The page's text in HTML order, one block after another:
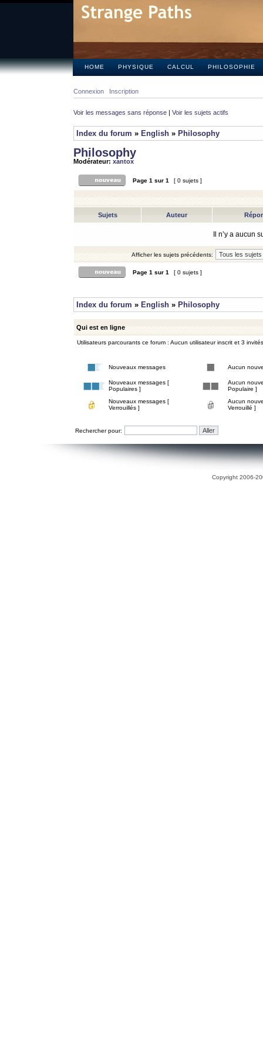
HOME PHYSIQUE CALCUL PHILOSOPHIE
Connexion Inscription
Voir les messages sans réponse | Voir les sujets actifs
Index du forum » English » Philosophy
Philosophy
Modérateur: xantox
Page 1 sur 1 [ 0 sujets ]
Sujets Auteur
Il n’y a aucun
Afficher les sujets précédents:
Page 1 sur 1 [ 0 sujets ]
Index du forum » English » Philosophy
Qui est en ligne
Utilisateurs parcourants ce forum : Aucun utilisateur inscrit et 3 invités
Nouveaux messages Aucun
Nouveaux messages [
Populaires ]
Aucun
Populaire ]
Nouveaux messages [
Verrouillés ]
Aucun
Verrouillé ]
Rechercher pour:
Copyright 2006-